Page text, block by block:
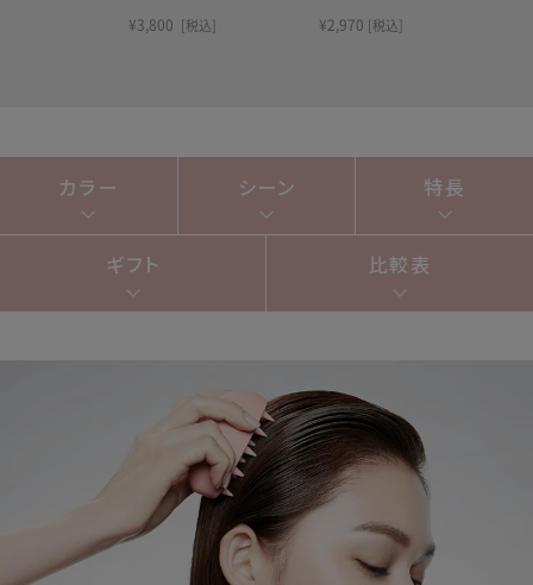
¥3,800 [税込] ¥2,970 [税込]
カラー シーン 特長
ギフト 比較表